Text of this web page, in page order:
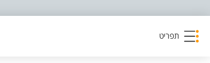
תפריט